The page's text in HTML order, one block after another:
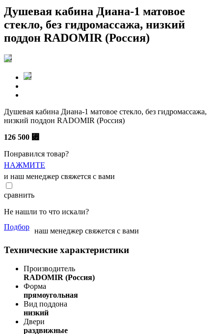
Душевая кабина Диана-1 матовое
стекло, без гидромассажа, низкий
поддон RADOMIR (Россия)
Душевая кабина Диана-1 матовое стекло, без гидромассажа,
низкий поддон RADOMIR (Россия)
126 500 ⃏
Понравился товар?
НАЖМИТЕ
и наш менеджер свяжется с вами
сравнить
Не нашли то что искали?
Подбор наш менеджер свяжется с вами
Технические характеристики
Производитель
RADOMIR (Россия)
Форма
прямоугольная
Вид поддона
низкий
Двери
раздвижные